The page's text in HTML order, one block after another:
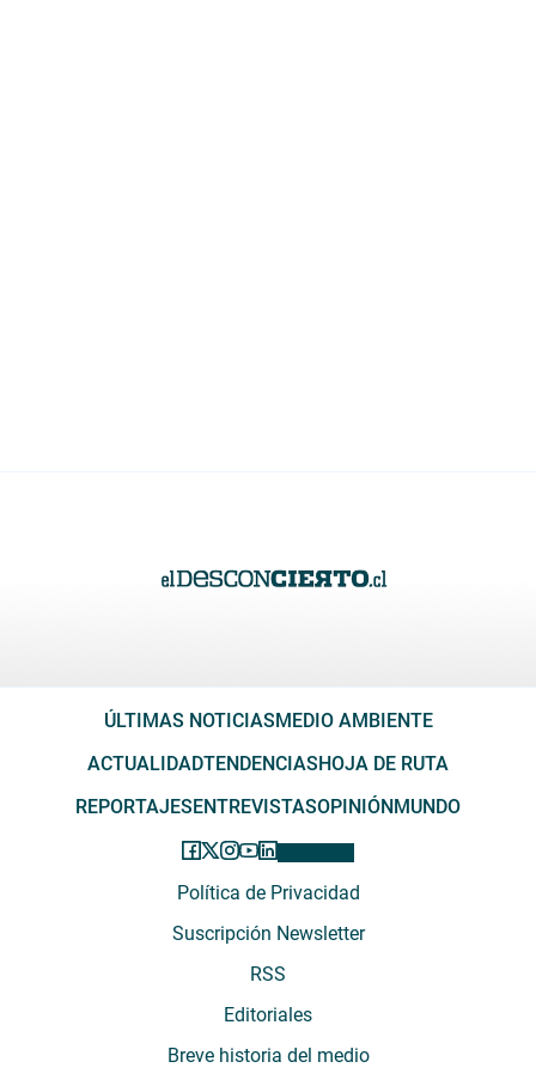
ÚLTIMAS NOTICIASMEDIO AMBIENTE
ACTUALIDADTENDENCIASHOJA DE RUTA
REPORTAJESENTREVISTASOPINIÓNMUNDO
Política de Privacidad
Suscripción Newsletter
RSS
Editoriales
Breve historia del medio